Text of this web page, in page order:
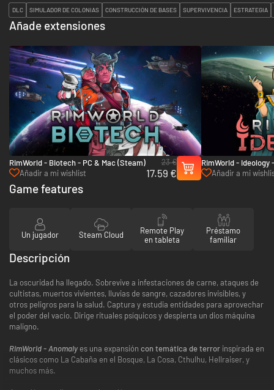
DLC SIMULADOR DE COLONIAS CONSTRUCCIÓN DE BASES SUPERVIVENCIA ESTRATEGIA
Añade extensiones
RimWorld - Biotech - PC & Mac (Steam)
Añadir a mi wishlist
23 €
17.59 €
RimWorld - Ideology
(Steam)
Añadir a mi
Game features
Un jugador Steam Cloud
Remote Play
en tableta
Préstamo
familiar
Descripción
La oscuridad ha llegado. Sobrevive a infestaciones de carne, ataques de
cultistas, muertos vivientes, lluvias de sangre, cazadores invisibles, y
otros peligros para la salud. Captura y estudia entidades para aprovechar
el poder del vacío. Dirige rituales psíquicos y despierta un dios máquina
maligno.
RimWorld - Anomaly es una expansión con temática de terror inspirada en
clásicos como La Cabaña en el Bosque, La Cosa, Cthulhu, Hellraiser, y
muchos más.